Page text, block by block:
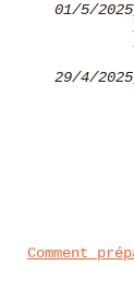
01/5/2025
29/4/2025
Comment